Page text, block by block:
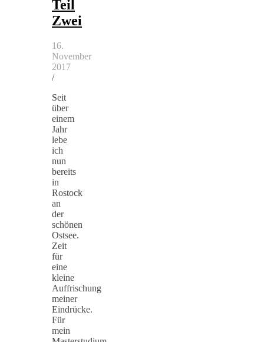
Teil
Zwei
16.
November
2017
/
Seit
über
einem
Jahr
lebe
ich
nun
bereits
in
Rostock
an
der
schönen
Ostsee.
Zeit
für
eine
kleine
Auffrischung
meiner
Eindrücke.
Für
mein